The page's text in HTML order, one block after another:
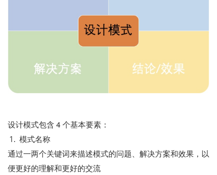
设计模式包含 4 个基本要素：
模式名称
通过一两个关键词来描述模式的问题、解决方案和效果，以
便更好的理解和更好的交流